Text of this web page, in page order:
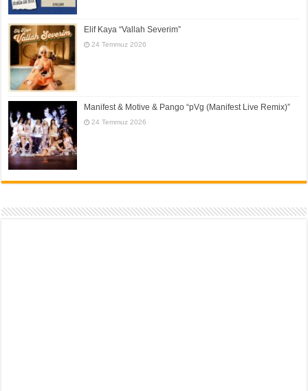
Elif Kaya “Vallah Severim”
24 Temmuz 2026
Manifest & Motive & Pango “pVg (Manifest Live Remix)”
24 Temmuz 2026